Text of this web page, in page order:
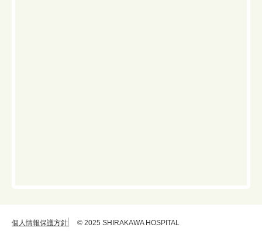
個人情報保護方針 © 2025 SHIRAKAWA HOSPITAL